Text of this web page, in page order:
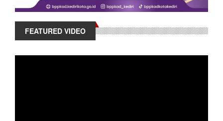
FEATURED VIDEO